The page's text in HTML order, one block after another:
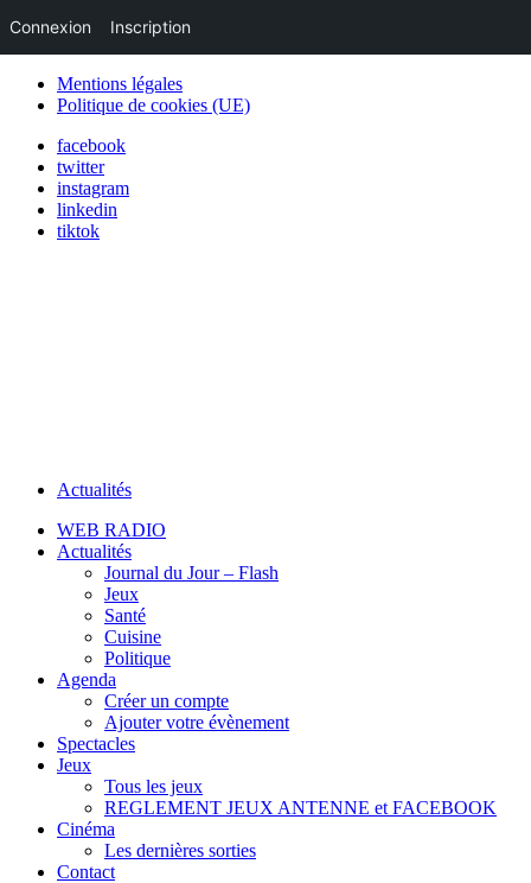
Mentions légales
Politique de cookies (UE)
facebook
twitter
instagram
linkedin
tiktok
Actualités
WEB RADIO
Actualités
Journal du Jour – Flash
Jeux
Santé
Cuisine
Politique
Agenda
Créer un compte
Ajouter votre évènement
Spectacles
Jeux
Tous les jeux
REGLEMENT JEUX ANTENNE et FACEBOOK
Cinéma
Les dernières sorties
Contact
Connexion Inscription